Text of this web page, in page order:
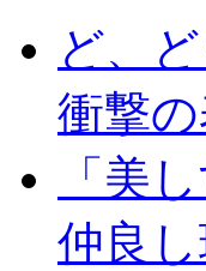
ど、
衝撃
「美
仲良